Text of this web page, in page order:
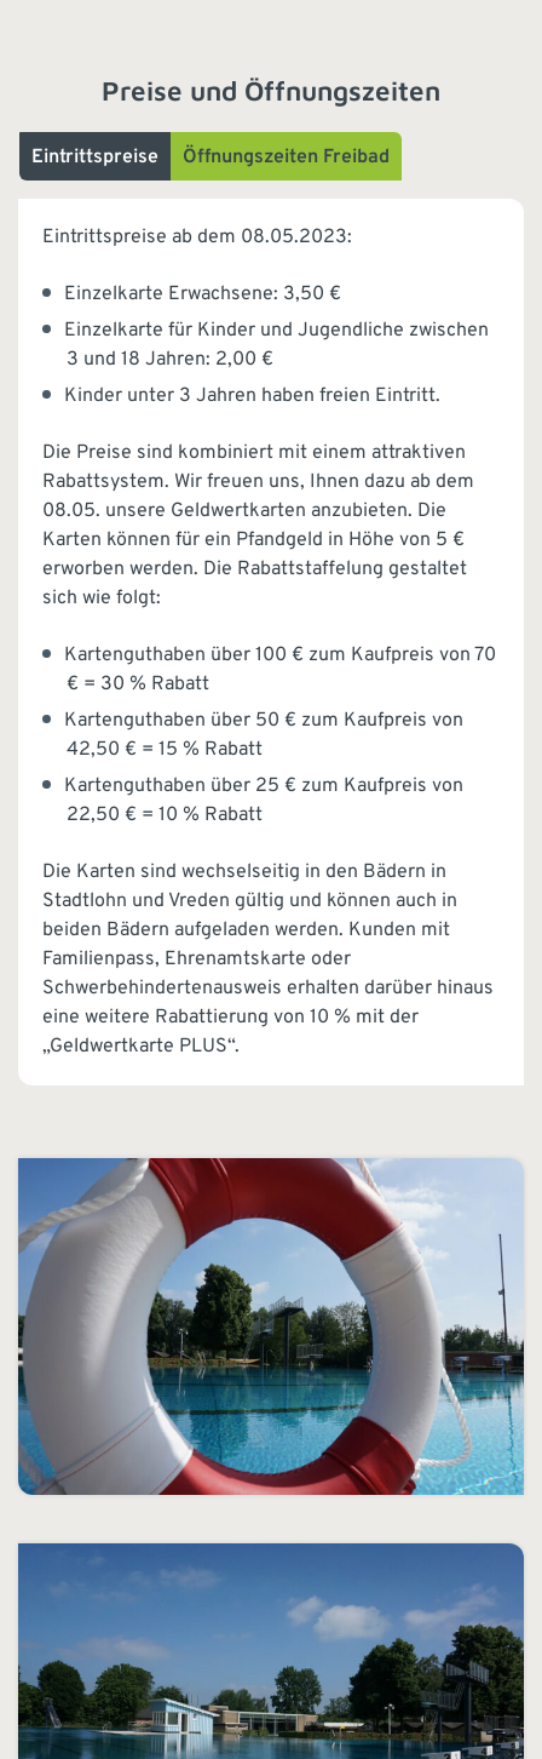
Preise und Öffnungszeiten
Eintrittspreise Öffnungszeiten Freibad
Eintrittspreise ab dem 08.05.2023:
Einzelkarte Erwachsene: 3,50 €
Einzelkarte für Kinder und Jugendliche zwischen
3 und 18 Jahren: 2,00 €
Kinder unter 3 Jahren haben freien Eintritt.
Die Preise sind kombiniert mit einem attraktiven
Rabattsystem. Wir freuen uns, Ihnen dazu ab dem
08.05. unsere Geldwertkarten anzubieten. Die
Karten können für ein Pfandgeld in Höhe von 5 €
erworben werden. Die Rabattstaffelung gestaltet
sich wie folgt:
Kartenguthaben über 100 € zum Kaufpreis von 70
€ = 30 % Rabatt
Kartenguthaben über 50 € zum Kaufpreis von
42,50 € = 15 % Rabatt
Kartenguthaben über 25 € zum Kaufpreis von
22,50 € = 10 % Rabatt
Die Karten sind wechselseitig in den Bädern in
Stadtlohn und Vreden gültig und können auch in
beiden Bädern aufgeladen werden. Kunden mit
Familienpass, Ehrenamtskarte oder
Schwerbehindertenausweis erhalten darüber hinaus
eine weitere Rabattierung von 10 % mit der
„Geldwertkarte PLUS“.